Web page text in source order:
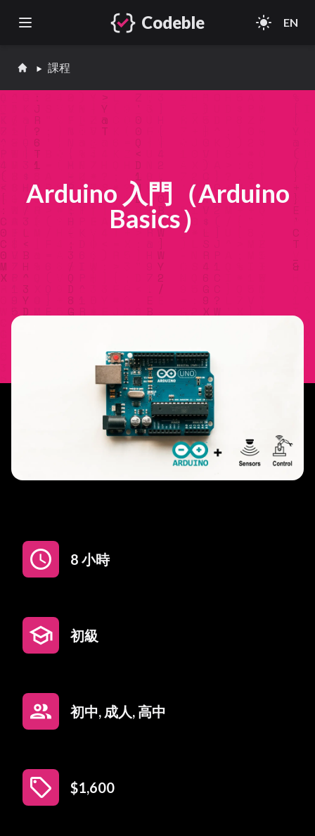
Open main menu Codeble light_mode EN
課程
Arduino 入門（Arduino
Basics）
schedule 8 小時
school 初級
people 初中, 成人, 高中
sell $1,600